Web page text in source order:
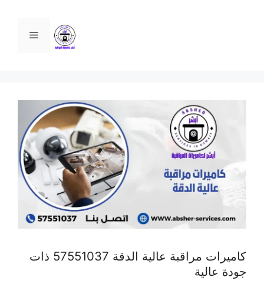
القائمة
كاميرات مراقبة عالية الدقة 57551037 ذات
جودة عالية